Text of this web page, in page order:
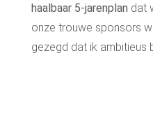
haalbaar 5-jarenplan dat
onze trouwe sponsors
gezegd dat ik ambitieus